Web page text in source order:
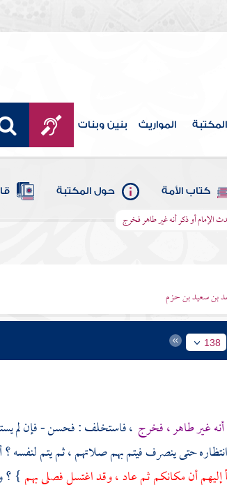
المكتبة المواريث بنين وبنات
كتاب الأمة حول المكتبة
الإمام أو ذكر أنه غير طاهر فخرج
بن سعيد بن حزم
138
غير طاهر ، فخرج ، فاستخلف : فحسن - فإن لم
حتى ينصرف فيتم بهم صلاتهم ، ثم يتم لنفسه ؟
أن مكانكم ثم عاد ، وقد اغتسل فصلى بهم} ؟